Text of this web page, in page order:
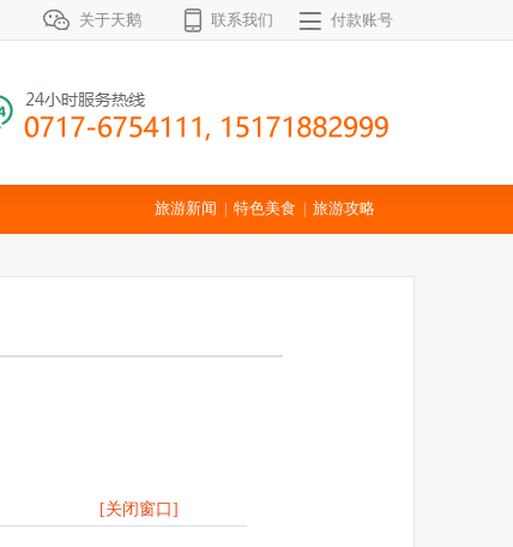
关于天鹅 联系我们 付款账号
旅游新闻 特色美食 旅游攻略
[关闭窗口]